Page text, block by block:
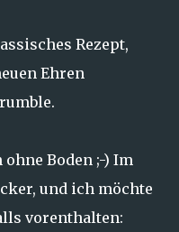
Rezept,
Ehren
ohne Boden ;-) Im
und ich möchte
vorenthalten: